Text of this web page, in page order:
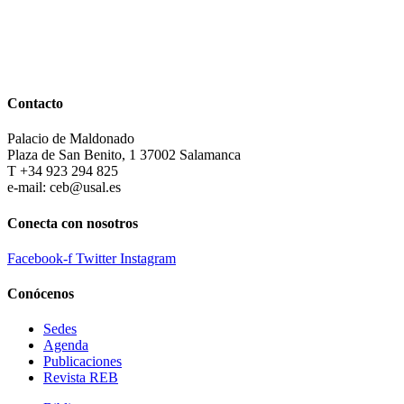
Contacto
Palacio de Maldonado
Plaza de San Benito, 1 37002 Salamanca
T +34 923 294 825
e-mail: ceb@usal.es
Conecta con nosotros
Facebook-f Twitter Instagram
Conócenos
Sedes
Agenda
Publicaciones
Revista REB